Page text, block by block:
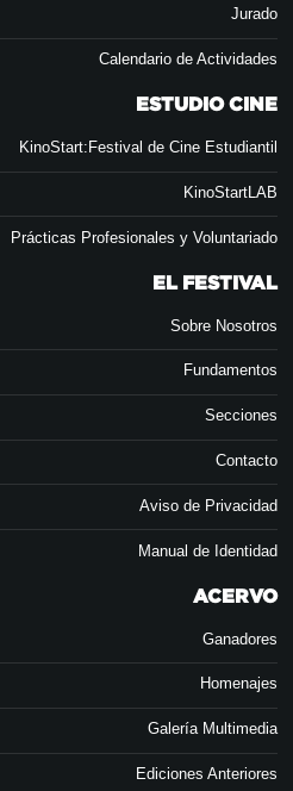
Jurado
Calendario de Actividades
ESTUDIO CINE
KinoStart:Festival de Cine Estudiantil
KinoStartLAB
Prácticas Profesionales y Voluntariado
EL FESTIVAL
Sobre Nosotros
Fundamentos
Secciones
Contacto
Aviso de Privacidad
Manual de Identidad
ACERVO
Ganadores
Homenajes
Galería Multimedia
Ediciones Anteriores